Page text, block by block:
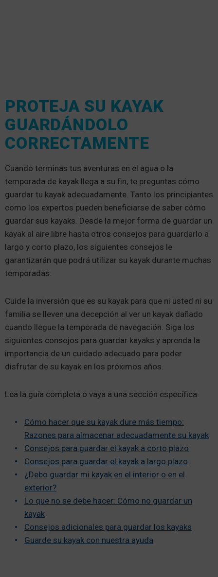
PROTEJA SU KAYAK
GUARDÁNDOLO
CORRECTAMENTE
Cuando terminas tus aventuras en el agua o la
temporada de kayak llega a su fin, te preguntas cómo
guardar tu kayak adecuadamente. Tanto los principiantes
como los expertos pueden beneficiarse de saber cómo
guardar sus kayaks. Desde la mejor forma de guardar un
kayak al aire libre hasta otros consejos para guardarlo a
largo y corto plazo, los siguientes consejos le
garantizarán que podrá utilizar su kayak durante muchas
temporadas.
Cuide la inversión que es su kayak para que ni usted ni su
familia se lleven una decepción al ver un kayak dañado
cuando llegue la temporada de navegación. Siga los
siguientes consejos para guardar kayaks y aprenda la
importancia de un cuidado adecuado para poder
disfrutar de su kayak en los próximos años.
Lea la guía completa o vaya a una sección específica:
Cómo hacer que su kayak dure más tiempo:
Razones para almacenar adecuadamente su kayak
Consejos para guardar el kayak a corto plazo
Consejos para guardar el kayak a largo plazo
¿Debo guardar mi kayak en el interior o en el
exterior?
Lo que no se debe hacer: Cómo no guardar un
kayak
Consejos adicionales para guardar los kayaks
Guarde su kayak con nuestra ayuda